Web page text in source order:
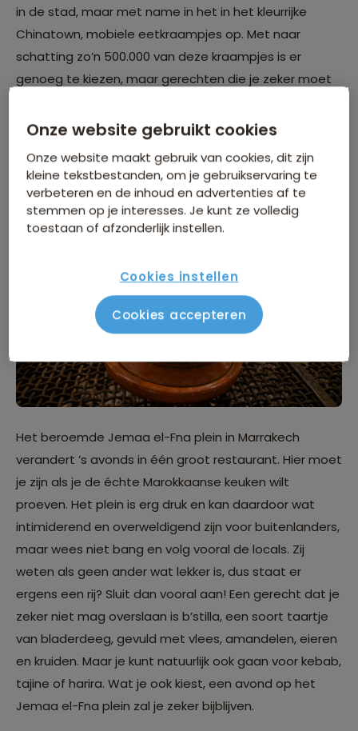
in de stad, maar met name in het in het kleurrijke
Chinatown, mobiele eetkraampjes op. Met naar
schatting zo’n 500.000 van deze kraampjes is er
genoeg te kiezen, maar gerechten die je zeker moet
rice. In een avontuurlijke bui? Je zult in Bangkok vaak
en krekels op stokjes zien lopen. Durf jij het aan?
2. Marrakech, Marokko
Het beroemde Jemaa el-Fna plein in Marrakech
verandert ’s avonds in één groot restaurant. Hier moet
je zijn als je de échte Marokkaanse keuken wilt
proeven. Het plein is erg druk en kan daardoor wat
intimiderend en overweldigend zijn voor buitenlanders,
maar wees niet bang en volg vooral de locals. Zij
weten als geen ander wat lekker is, dus staat er
ergens een rij? Sluit dan vooral aan! Een gerecht dat je
zeker niet mag overslaan is b’stilla, een soort taartje
van bladerdeeg, gevuld met vlees, amandelen, eieren
en kruiden. Maar je kunt natuurlijk ook gaan voor kebab,
tajine of harira. Wat je ook kiest, een avond op het
Jemaa el-Fna plein zal je zeker bijblijven.
Onze website gebruikt cookies
Onze website maakt gebruik van cookies, dit zijn
kleine tekstbestanden, om je gebruikservaring te
verbeteren en de inhoud en advertenties af te
stemmen op je interesses. Je kunt ze volledig
toestaan of afzonderlijk instellen.
Cookies instellen
Cookies accepteren